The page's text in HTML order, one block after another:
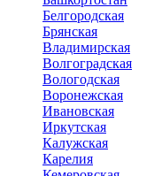
Белгородская
Брянская
Владимирская
Волгоградская
Вологодская
Воронежская
Ивановская
Иркутская
Калужская
Карелия